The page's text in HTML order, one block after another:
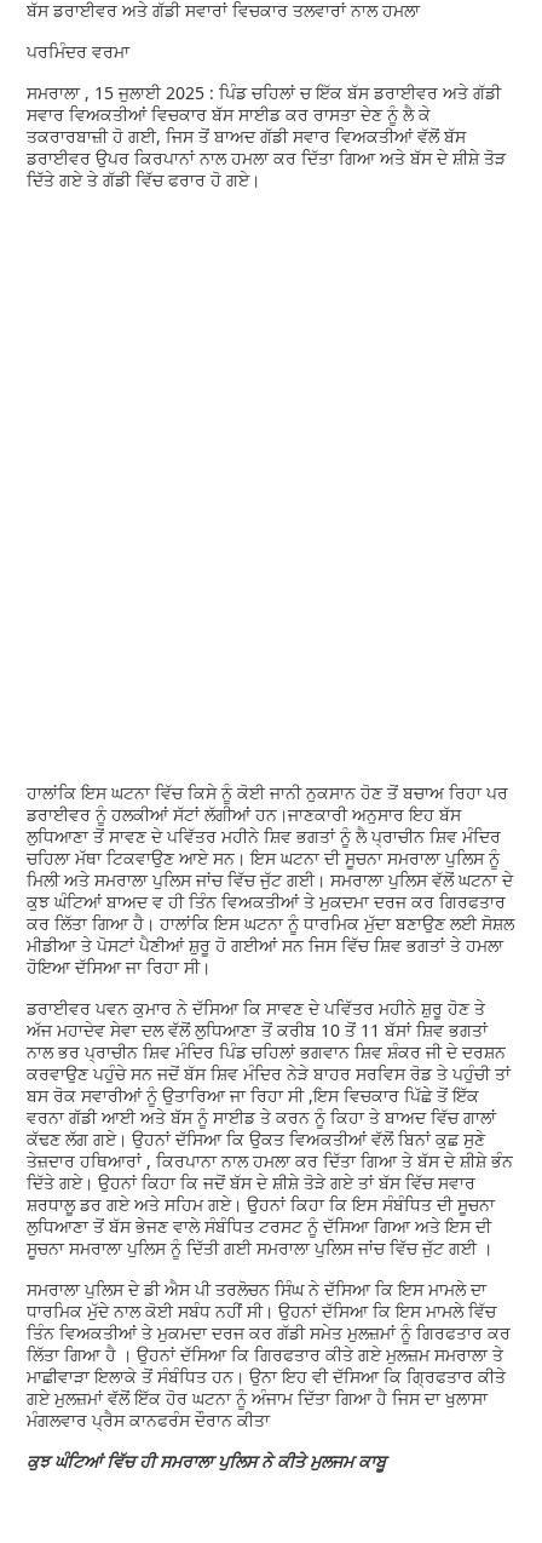
ਬੱਸ ਡਰਾਈਵਰ ਅਤੇ ਗੱਡੀ ਸਵਾਰਾਂ ਵਿਚਕਾਰ ਤਲਵਾਰਾਂ ਨਾਲ ਹਮਲਾ
ਪਰਮਿੰਦਰ ਵਰਮਾ
ਸਮਰਾਲਾ , 15 ਜੁਲਾਈ 2025 : ਪਿੰਡ ਚਹਿਲਾਂ ਚ ਇੱਕ ਬੱਸ ਡਰਾਈਵਰ ਅਤੇ ਗੱਡੀ
ਸਵਾਰ ਵਿਅਕਤੀਆਂ ਵਿਚਕਾਰ ਬੱਸ ਸਾਈਡ ਕਰ ਰਾਸਤਾ ਦੇਣ ਨੂੰ ਲੈ ਕੇ
ਤਕਰਾਰਬਾਜ਼ੀ ਹੋ ਗਈ, ਜਿਸ ਤੋਂ ਬਾਅਦ ਗੱਡੀ ਸਵਾਰ ਵਿਅਕਤੀਆਂ ਵੱਲੋਂ ਬੱਸ
ਡਰਾਈਵਰ ਉਪਰ ਕਿਰਪਾਨਾਂ ਨਾਲ ਹਮਲਾ ਕਰ ਦਿੱਤਾ ਗਿਆ ਅਤੇ ਬੱਸ ਦੇ ਸ਼ੀਸ਼ੇ ਤੋੜ
ਦਿੱਤੇ ਗਏ ਤੇ ਗੱਡੀ ਵਿੱਚ ਫਰਾਰ ਹੋ ਗਏ।
ਹਾਲਾਂਕਿ ਇਸ ਘਟਨਾ ਵਿੱਚ ਕਿਸੇ ਨੂੰ ਕੋਈ ਜਾਨੀ ਨੁਕਸਾਨ ਹੋਣ ਤੋਂ ਬਚਾਅ ਰਿਹਾ ਪਰ
ਡਰਾਈਵਰ ਨੂੰ ਹਲਕੀਆਂ ਸੱਟਾਂ ਲੱਗੀਆਂ ਹਨ।ਜਾਣਕਾਰੀ ਅਨੁਸਾਰ ਇਹ ਬੱਸ
ਲੁਧਿਆਣਾ ਤੋਂ ਸਾਵਣ ਦੇ ਪਵਿੱਤਰ ਮਹੀਨੇ ਸ਼ਿਵ ਭਗਤਾਂ ਨੂੰ ਲੈ ਪ੍ਰਾਚੀਨ ਸ਼ਿਵ ਮੰਦਿਰ
ਚਹਿਲਾ ਮੱਥਾ ਟਿਕਵਾਉਣ ਆਏ ਸਨ। ਇਸ ਘਟਨਾ ਦੀ ਸੂਚਨਾ ਸਮਰਾਲਾ ਪੁਲਿਸ ਨੂੰ
ਮਿਲੀ ਅਤੇ ਸਮਰਾਲਾ ਪੁਲਿਸ ਜਾਂਚ ਵਿੱਚ ਜੁੱਟ ਗਈ। ਸਮਰਾਲਾ ਪੁਲਿਸ ਵੱਲੋਂ ਘਟਨਾ ਦੇ
ਕੁਝ ਘੰਟਿਆਂ ਬਾਅਦ ਵ ਹੀ ਤਿੰਨ ਵਿਅਕਤੀਆਂ ਤੇ ਮੁਕਦਮਾ ਦਰਜ ਕਰ ਗਿਰਫਤਾਰ
ਕਰ ਲਿੱਤਾ ਗਿਆ ਹੈ। ਹਾਲਾਂਕਿ ਇਸ ਘਟਨਾ ਨੂੰ ਧਾਰਮਿਕ ਮੁੱਦਾ ਬਣਾਉਣ ਲਈ ਸੋਸ਼ਲ
ਮੀਡੀਆ ਤੇ ਪੋਸਟਾਂ ਪੈਣੀਆਂ ਸ਼ੁਰੂ ਹੋ ਗਈਆਂ ਸਨ ਜਿਸ ਵਿੱਚ ਸ਼ਿਵ ਭਗਤਾਂ ਤੇ ਹਮਲਾ
ਹੋਇਆ ਦੱਸਿਆ ਜਾ ਰਿਹਾ ਸੀ।
ਡਰਾਈਵਰ ਪਵਨ ਕੁਮਾਰ ਨੇ ਦੱਸਿਆ ਕਿ ਸਾਵਣ ਦੇ ਪਵਿੱਤਰ ਮਹੀਨੇ ਸ਼ੁਰੂ ਹੋਣ ਤੇ
ਅੱਜ ਮਹਾਦੇਵ ਸੇਵਾ ਦਲ ਵੱਲੋਂ ਲੁਧਿਆਣਾ ਤੋਂ ਕਰੀਬ 10 ਤੋਂ 11 ਬੱਸਾਂ ਸ਼ਿਵ ਭਗਤਾਂ
ਨਾਲ ਭਰ ਪ੍ਰਾਚੀਨ ਸ਼ਿਵ ਮੰਦਿਰ ਪਿੰਡ ਚਹਿਲਾਂ ਭਗਵਾਨ ਸ਼ਿਵ ਸ਼ੰਕਰ ਜੀ ਦੇ ਦਰਸ਼ਨ
ਕਰਵਾਉਣ ਪਹੁੰਚੇ ਸਨ ਜਦੋਂ ਬੱਸ ਸ਼ਿਵ ਮੰਦਿਰ ਨੇੜੇ ਬਾਹਰ ਸਰਵਿਸ ਰੋਡ ਤੇ ਪਹੁੰਚੀ ਤਾਂ
ਬਸ ਰੋਕ ਸਵਾਰੀਆਂ ਨੂੰ ਉਤਾਰਿਆ ਜਾ ਰਿਹਾ ਸੀ ,ਇਸ ਵਿਚਕਾਰ ਪਿੱਛੇ ਤੋਂ ਇੱਕ
ਵਰਨਾ ਗੱਡੀ ਆਈ ਅਤੇ ਬੱਸ ਨੂੰ ਸਾਈਡ ਤੇ ਕਰਨ ਨੂੰ ਕਿਹਾ ਤੇ ਬਾਅਦ ਵਿੱਚ ਗਾਲਾਂ
ਕੱਢਣ ਲੱਗ ਗਏ। ਉਹਨਾਂ ਦੱਸਿਆ ਕਿ ਉਕਤ ਵਿਅਕਤੀਆਂ ਵੱਲੋਂ ਬਿਨਾਂ ਕੁਛ ਸੁਣੇ
ਤੇਜ਼ਦਾਰ ਹਥਿਆਰਾਂ , ਕਿਰਪਾਨਾ ਨਾਲ ਹਮਲਾ ਕਰ ਦਿੱਤਾ ਗਿਆ ਤੇ ਬੱਸ ਦੇ ਸ਼ੀਸ਼ੇ ਭੰਨ
ਦਿੱਤੇ ਗਏ। ਉਹਨਾਂ ਕਿਹਾ ਕਿ ਜਦੋਂ ਬੱਸ ਦੇ ਸ਼ੀਸ਼ੇ ਤੋੜੇ ਗਏ ਤਾਂ ਬੱਸ ਵਿੱਚ ਸਵਾਰ
ਸ਼ਰਧਾਲੂ ਡਰ ਗਏ ਅਤੇ ਸਹਿਮ ਗਏ। ਉਹਨਾਂ ਕਿਹਾ ਕਿ ਇਸ ਸੰਬੰਧਿਤ ਦੀ ਸੂਚਨਾ
ਲੁਧਿਆਣਾ ਤੋਂ ਬੱਸ ਭੇਜਣ ਵਾਲੇ ਸੰਬੰਧਿਤ ਟਰਸਟ ਨੂੰ ਦੱਸਿਆ ਗਿਆ ਅਤੇ ਇਸ ਦੀ
ਸੂਚਨਾ ਸਮਰਾਲਾ ਪੁਲਿਸ ਨੂੰ ਦਿੱਤੀ ਗਈ ਸਮਰਾਲਾ ਪੁਲਿਸ ਜਾਂਚ ਵਿੱਚ ਜੁੱਟ ਗਈ ।
ਸਮਰਾਲਾ ਪੁਲਿਸ ਦੇ ਡੀ ਐਸ ਪੀ ਤਰਲੋਚਨ ਸਿੰਘ ਨੇ ਦੱਸਿਆ ਕਿ ਇਸ ਮਾਮਲੇ ਦਾ
ਧਾਰਮਿਕ ਮੁੱਦੇ ਨਾਲ ਕੋਈ ਸਬੰਧ ਨਹੀਂ ਸੀ। ਉਹਨਾਂ ਦੱਸਿਆ ਕਿ ਇਸ ਮਾਮਲੇ ਵਿੱਚ
ਤਿੰਨ ਵਿਅਕਤੀਆਂ ਤੇ ਮੁਕਮਦਾ ਦਰਜ ਕਰ ਗੱਡੀ ਸਮੇਤ ਮੁਲਜ਼ਮਾਂ ਨੂੰ ਗਿਰਫਤਾਰ ਕਰ
ਲਿੱਤਾ ਗਿਆ ਹੈ । ਉਹਨਾਂ ਦੱਸਿਆ ਕਿ ਗਿਰਫਤਾਰ ਕੀਤੇ ਗਏ ਮੁਲਜ਼ਮ ਸਮਰਾਲਾ ਤੇ
ਮਾਛੀਵਾੜਾ ਇਲਾਕੇ ਤੋਂ ਸੰਬੰਧਿਤ ਹਨ। ਉਨਾ ਇਹ ਵੀ ਦੱਸਿਆ ਕਿ ਗ੍ਰਿਫਤਾਰ ਕੀਤੇ
ਗਏ ਮੁਲਜ਼ਮਾਂ ਵੱਲੋਂ ਇੱਕ ਹੋਰ ਘਟਨਾ ਨੂੰ ਅੰਜਾਮ ਦਿੱਤਾ ਗਿਆ ਹੈ ਜਿਸ ਦਾ ਖੁਲਾਸਾ
ਮੰਗਲਵਾਰ ਪ੍ਰੈਸ ਕਾਨਫਰੰਸ ਦੌਰਾਨ ਕੀਤਾ
ਕੁਝ ਘੰਟਿਆਂ ਵਿੱਚ ਹੀ ਸਮਰਾਲਾ ਪੁਲਿਸ ਨੇ ਕੀਤੇ ਮੁਲਜਮ ਕਾਬੂ